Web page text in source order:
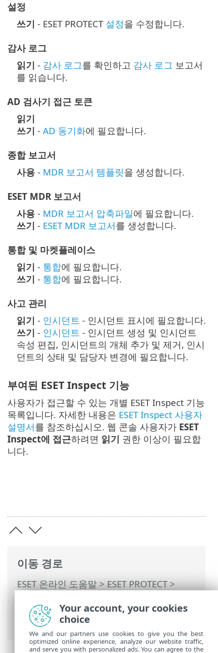
이동 경로
ESET 온라인 도움말>ESET PROTECT>
메뉴>자세히> 접근 권한>권한 집합> 권
한 목록
설정
쓰기 - ESET PROTECT 설정을 수정합니다.
감사 로그
읽기 - 감사 로그를 확인하고 감사 로그 보고서
를 읽습니다.
AD 검사기 접근 토큰
읽기
쓰기 - AD 동기화에 필요합니다.
종합 보고서
사용 - MDR 보고서 템플릿을 생성합니다.
ESET MDR 보고서
사용 - MDR 보고서 압축파일에 필요합니다.
쓰기 - ESET MDR 보고서를 생성합니다.
통합 및 마켓플레이스
읽기 - 통합에 필요합니다.
쓰기 - 통합에 필요합니다.
사고 관리
읽기 - 인시던트 - 인시던트 표시에 필요합니다.
쓰기 - 인시던트 - 인시던트 생성 및 인시던트
속성 편집, 인시던트의 개체 추가 및 제거, 인시
던트의 상태 및 담당자 변경에 필요합니다.
부여된 ESET Inspect 기능
사용자가 접근할 수 있는 개별 ESET Inspect 기능
목록입니다. 자세한 내용은 ESET Inspect 사용자
설명서를 참조하십시오. 웹 콘솔 사용자가 ESET
Inspect에 접근하려면 읽기 권한 이상이 필요합
니다.
Your account, your cookies
choice
We and our partners use cookies to give you the best
optimized online experience, analyze our website traffic,
and serve you with personalized ads. You can agree to the